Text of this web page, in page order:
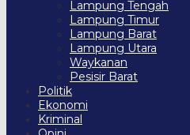
Lampung Tengah
Lampung Timur
Lampung Barat
Lampung Utara
Waykanan
Pesisir Barat
Politik
Ekonomi
Kriminal